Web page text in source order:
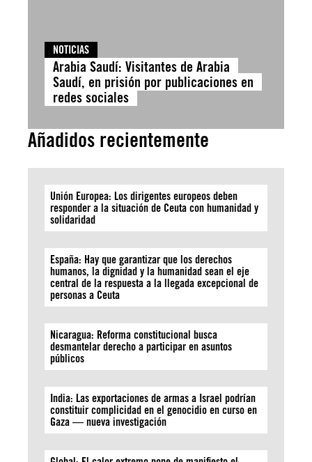
NOTICIAS
Arabia Saudí: Visitantes de Arabia
Saudí, en prisión por publicaciones en
redes sociales
Añadidos recientemente
Unión Europea: Los dirigentes europeos deben
responder a la situación de Ceuta con humanidad y
solidaridad
España: Hay que garantizar que los derechos
humanos, la dignidad y la humanidad sean el eje
central de la respuesta a la llegada excepcional de
personas a Ceuta
Nicaragua: Reforma constitucional busca
desmantelar derecho a participar en asuntos
públicos
India: Las exportaciones de armas a Israel podrían
constituir complicidad en el genocidio en curso en
Gaza — nueva investigación